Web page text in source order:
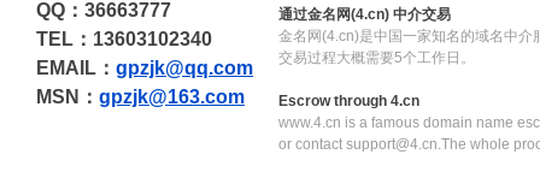
QQ：36663777
TEL：13603102340
EMAIL： gpzjk@qq.com
MSN： gpzjk@163.com
通过金名网(4.cn) 中介交易
金名网(4.cn)是中国一家知名的域名中介
交易过程大概需要5个工作日。
Escrow through 4.cn
www.4.cn is a famous domain name
or contact support@4.cn.The whole